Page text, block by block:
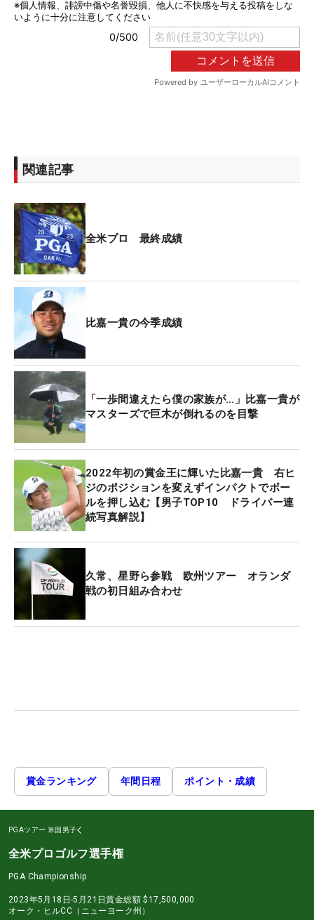
関連記事
全米プロ 最終成績
比嘉一貴の今季成績
「一歩間違えたら僕の家族が…」比嘉一貴が
マスターズで巨木が倒れるのを目撃
2022年初の賞金王に輝いた比嘉一貴 右ヒ
ジのポジションを変えずインパクトでボー
ルを押し込む【男子TOP10 ドライバー連
続写真解説】
久常、星野ら参戦 欧州ツアー オランダ
戦の初日組み合わせ
賞金ランキング 年間日程 ポイント・成績
PGAツアー 米国男子
全米プロゴルフ選手権
PGA Championship
2023年5月18日-5月21日賞金総額 $17,500,000
オーク・ヒルCC（ニューヨーク州）